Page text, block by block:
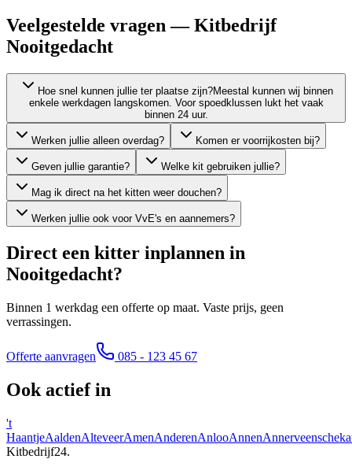
Veelgestelde vragen — Kitbedrijf
Nooitgedacht
Hoe snel kunnen jullie ter plaatse zijn?Meestal kunnen wij binnen
enkele werkdagen langskomen. Voor spoedklussen lukt het vaak
binnen 24 uur.
Werken jullie alleen overdag? Komen er voorrijkosten bij?
Geven jullie garantie? Welke kit gebruiken jullie?
Mag ik direct na het kitten weer douchen?
Werken jullie ook voor VvE's en aannemers?
Direct een kitter inplannen in
Nooitgedacht?
Binnen 1 werkdag een offerte op maat. Vaste prijs, geen
verrassingen.
Offerte aanvragen 085 - 123 45 67
Ook actief in
't
HaantjeAaldenAlteveerAmenAnderenAnlooAnnen
Kitbedrijf24.